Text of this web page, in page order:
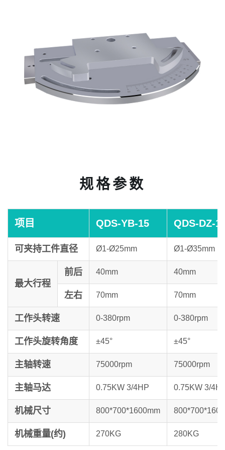
规格参数
项目 QDS-YB-15 QDS-DZ-
可夹持工件直径 Ø1-Ø25mm Ø1-Ø35mm
最大行程
前后 40mm 40mm
左右 70mm 70mm
工作头转速 0-380rpm 0-380rpm
工作头旋转角度 ±45° ±45°
主轴转速 75000rpm 75000rpm
主轴马达 0.75KW 3/4HP 0.75KW 3/
机械尺寸 800*700*1600mm
机械重量(约) 270KG 280KG